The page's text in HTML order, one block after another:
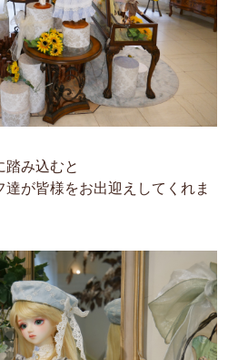
踏み込むと
が皆様をお出迎えしてくれま